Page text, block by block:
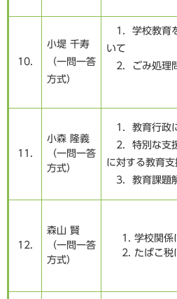
10.
小堤 千寿
（一問一答
方式）
1．学校教育
いて
2. ごみ処理
11.
小森 隆義
（一問一答
方式）
1．教育行政
2. 特別な支
に対する教育
3. 教育課題
12.
森山 賢
（一問一答
方式）
学校関係
たばこ税